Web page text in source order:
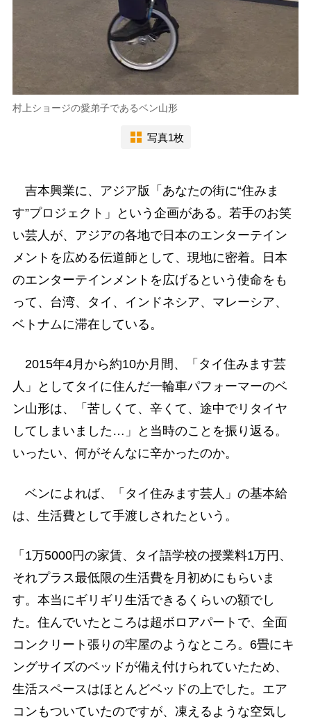
村上ショージの愛弟子であるベン山形
写真1枚
吉本興業に、アジア版「あなたの街に“住みま
す”プロジェクト」という企画がある。若手のお笑
い芸人が、アジアの各地で日本のエンターテイン
メントを広める伝道師として、現地に密着。日本
のエンターテインメントを広げるという使命をも
って、台湾、タイ、インドネシア、マレーシア、
ベトナムに滞在している。
2015年4月から約10か月間、「タイ住みます芸
人」としてタイに住んだ一輪車パフォーマーのベ
ン山形は、「苦しくて、辛くて、途中でリタイヤ
してしまいました…」と当時のことを振り返る。
いったい、何がそんなに辛かったのか。
ベンによれば、「タイ住みます芸人」の基本給
は、生活費として手渡しされたという。
「1万5000円の家賃、タイ語学校の授業料1万円、
それプラス最低限の生活費を月初めにもらいま
す。本当にギリギリ生活できるくらいの額でし
た。住んでいたところは超ボロアパートで、全面
コンクリート張りの牢屋のようなところ。6畳にキ
ングサイズのベッドが備え付けられていたため、
生活スペースはほとんどベッドの上でした。エア
コンもついていたのですが、凍えるような空気し